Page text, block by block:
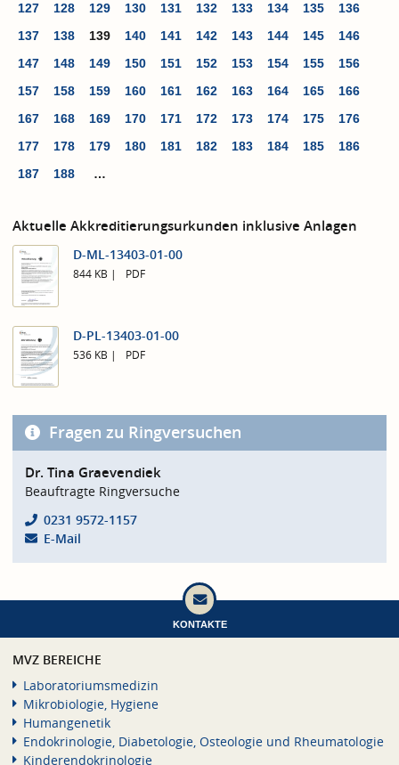
127
128 129 130 131 132 133 134 135
136
137
138 139 140 141 142 143 144 145
146
147
148 149 150 151 152 153 154 155
156
157
158 159 160 161 162 163 164 165
166
167
168 169 170 171 172 173 174 175
176
177
178 179 180 181 182 183 184 185
186
187
188 …
Aktuelle Akkreditierungsurkunden inklusive Anlagen
D-ML-13403-01-00
844 KB PDF
D-PL-13403-01-00
536 KB PDF
Fragen zu Ringversuchen
Dr. Tina Graevendiek
Beauftragte Ringversuche
0231 9572-1157
E-Mail
KONTAKTE
MVZ BEREICHE
Laboratoriumsmedizin
Mikrobiologie, Hygiene
Humangenetik
Endokrinologie, Diabetologie, Osteologie und Rheumatologie
Kinderendokrinologie